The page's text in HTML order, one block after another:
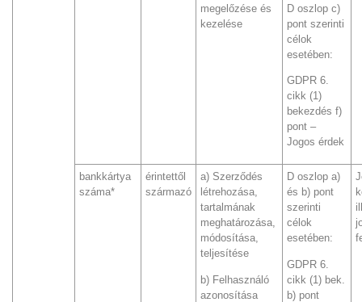
megelőzése és
kezelése
D oszlop c)
pont szerinti
célok
esetében:
GDPR 6.
cikk (1)
bekezdés f)
pont –
Jogos érdek
bankkártya
száma*
érintettől
származó
a) Szerződés
létrehozása,
tartalmának
meghatározása,
módosítása,
teljesítése
b) Felhasználó
azonosítása
D oszlop a)
és b) pont
szerinti
célok
esetében:
GDPR 6.
cikk (1) bek.
b) pont